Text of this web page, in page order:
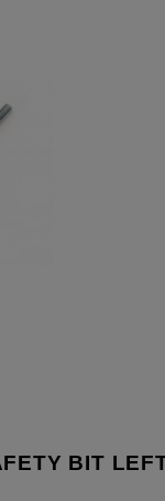
BIT